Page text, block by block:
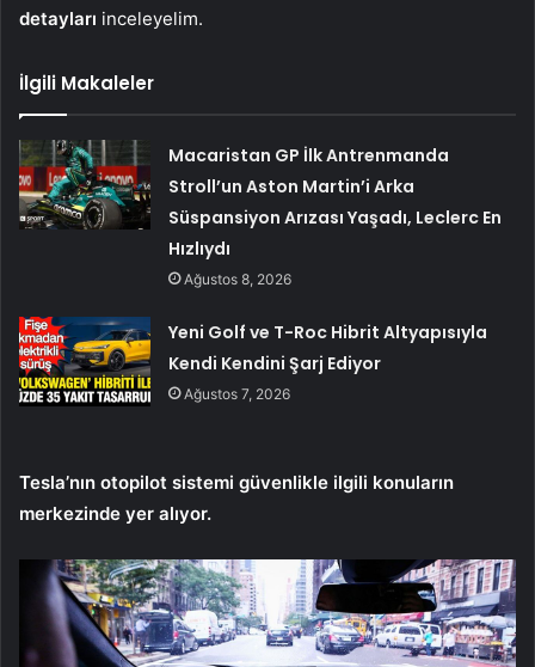
detayları inceleyelim.
İlgili Makaleler
Macaristan GP İlk Antrenmanda
Stroll’un Aston Martin’i Arka
Süspansiyon Arızası Yaşadı, Leclerc En
Hızlıydı
Ağustos 8, 2026
Yeni Golf ve T-Roc Hibrit Altyapısıyla
Kendi Kendini Şarj Ediyor
Ağustos 7, 2026
Tesla’nın otopilot sistemi güvenlikle ilgili konuların
merkezinde yer alıyor.